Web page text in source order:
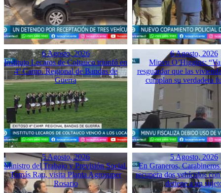
6 Agosto, 2026
Instituto Lecaros de Coltauco triunfó en
4º Camp. Regional de Bandas de
Guerra
6 Agosto, 2026
Minvu O’Higgins:
resguardar que las
cumplan su verdadera
5 Agosto, 2026
Ministro del Trabajo y Previsión Social,
Tomás Rau, visita Planta Agrosuper
Rosario
5 Agosto, 2026
En Graneros,
recupera dos vehículos
detiene a un